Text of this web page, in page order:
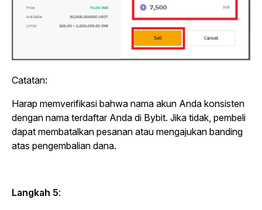
Catatan:
Harap memverifikasi bahwa nama akun Anda konsisten
dengan nama terdaftar Anda di Bybit. Jika tidak, pembeli
dapat membatalkan pesanan atau mengajukan banding
atas pengembalian dana.
Langkah 5: